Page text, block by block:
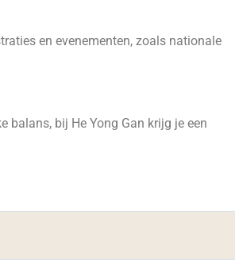
en evenementen, zoals nationale
bij He Yong Gan krijg je een